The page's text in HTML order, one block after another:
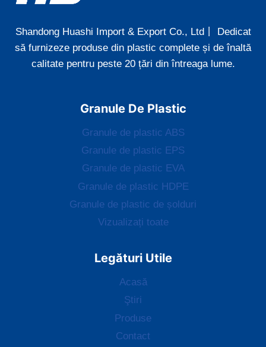
Shandong Huashi Import & Export Co., Ltd丨 Dedicat
să furnizeze produse din plastic complete și de înaltă
calitate pentru peste 20 țări din întreaga lume.
Granule De Plastic
Granule de plastic ABS
Granule de plastic EPS
Granule de plastic EVA
Granule de plastic HDPE
Granule de plastic de șolduri
Vizualizați toate
Legături Utile
Acasă
Ştiri
Produse
Contact